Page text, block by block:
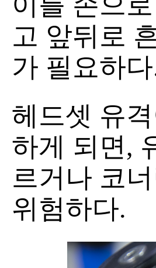
고 앞뒤로
가 필요하
헤드셋 유
하게 되면,
르거나 코
위험하다.